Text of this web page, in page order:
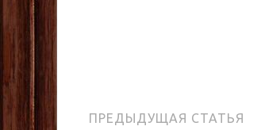
ПРЕДЫДУЩАЯ СТАТЬЯ